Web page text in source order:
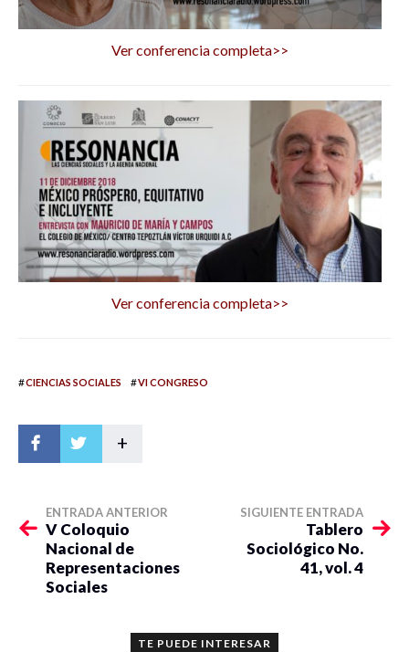
Ver conferencia completa>>
Ver conferencia completa>>
#CIENCIAS SOCIALES #VI CONGRESO
+
ENTRADA ANTERIOR
V Coloquio
Nacional de
Representaciones
Sociales
SIGUIENTE ENTRADA
Tablero
Sociológico No.
41, vol. 4
TE PUEDE INTERESAR